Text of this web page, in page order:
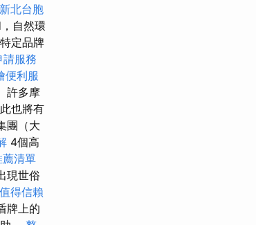
新北台胞
自然環
定品牌
請服務
便利服
許多摩
也將有
團（大
4個高
清單
現世俗
值得信賴
牌上的